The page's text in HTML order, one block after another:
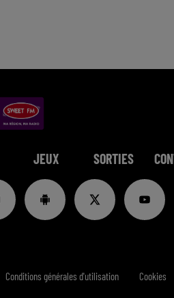
JEUX SORTIES
Conditions générales d'utilisation Cookies